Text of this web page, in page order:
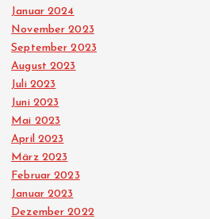
Januar 2024
November 2023
September 2023
August 2023
Juli 2023
Juni 2023
Mai 2023
April 2023
März 2023
Februar 2023
Januar 2023
Dezember 2022